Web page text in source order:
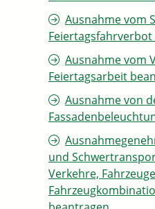
Ausnahme vom
Ausnahme vom
Feiertagsarbeit
Ausnahme von
und
Verkehre,